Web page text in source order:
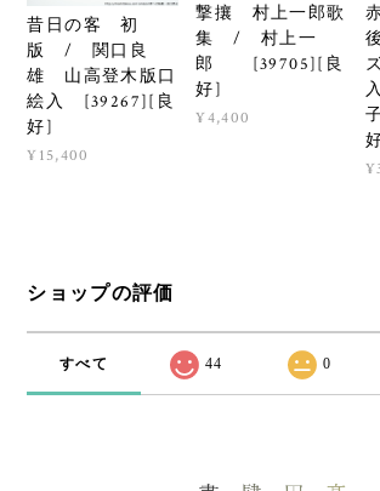
昔日の客 初
版 / 関口良
雄 山高登木版口
絵入 [39267][良
好]
¥15,400
撃攘 村上一郎歌
集 / 村上一
郎 [39705][良
好]
¥4,400
ショップの評価
すべて 44 0